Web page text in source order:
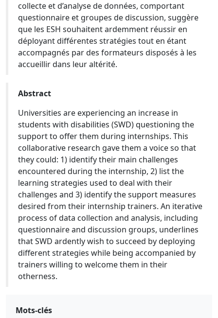
collecte et d’analyse de données, comportant
questionnaire et groupes de discussion, suggère
que les ESH souhaitent ardemment réussir en
déployant différentes stratégies tout en étant
accompagnés par des formateurs disposés à les
accueillir dans leur altérité.
Abstract
Universities are experiencing an increase in
students with disabilities (SWD) questioning the
support to offer them during internships. This
collaborative research gave them a voice so that
they could: 1) identify their main challenges
encountered during the internship, 2) list the
learning strategies used to deal with their
challenges and 3) identify the support measures
desired from their internship trainers. An iterative
process of data collection and analysis, including
questionnaire and discussion groups, underlines
that SWD ardently wish to succeed by deploying
different strategies while being accompanied by
trainers willing to welcome them in their
otherness.
Mots-clés